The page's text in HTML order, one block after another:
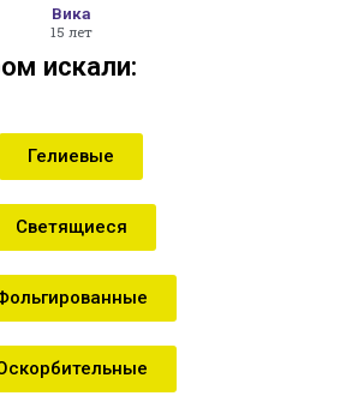
Вика
15 лет
искали:
Гелиевые
Светящиеся